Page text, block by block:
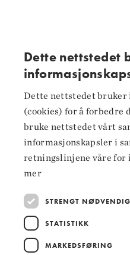
Følg oss på
Facebook
Instagram
LinkedIn
Dette nettstedet
Dette nettstedet bruker
(cookies) for å forbedre
bruke nettstedet vårt
informasjonskapsler i
retningslinjene våre for
mer
STRENGT
STATISTIKK
MARKEDSFØRING